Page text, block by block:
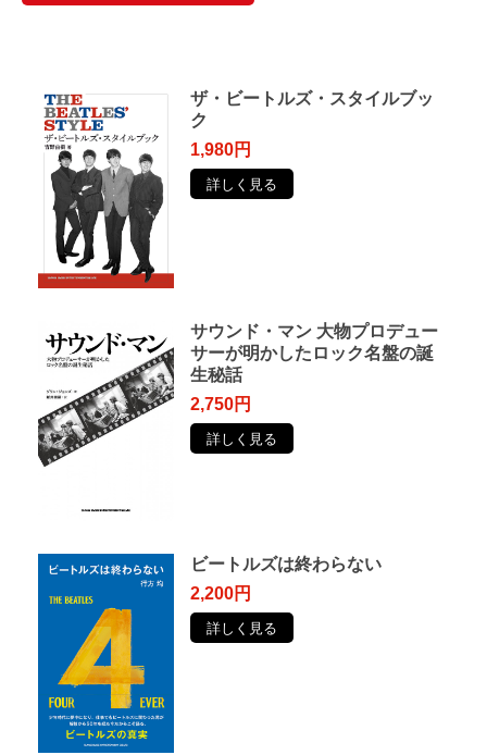
ザ・ビートルズ・スタイルブッ
ク
1,980円
詳しく見る
サウンド・マン 大物プロデュー
サーが明かしたロック名盤の誕
生秘話
2,750円
詳しく見る
ビートルズは終わらない
2,200円
詳しく見る